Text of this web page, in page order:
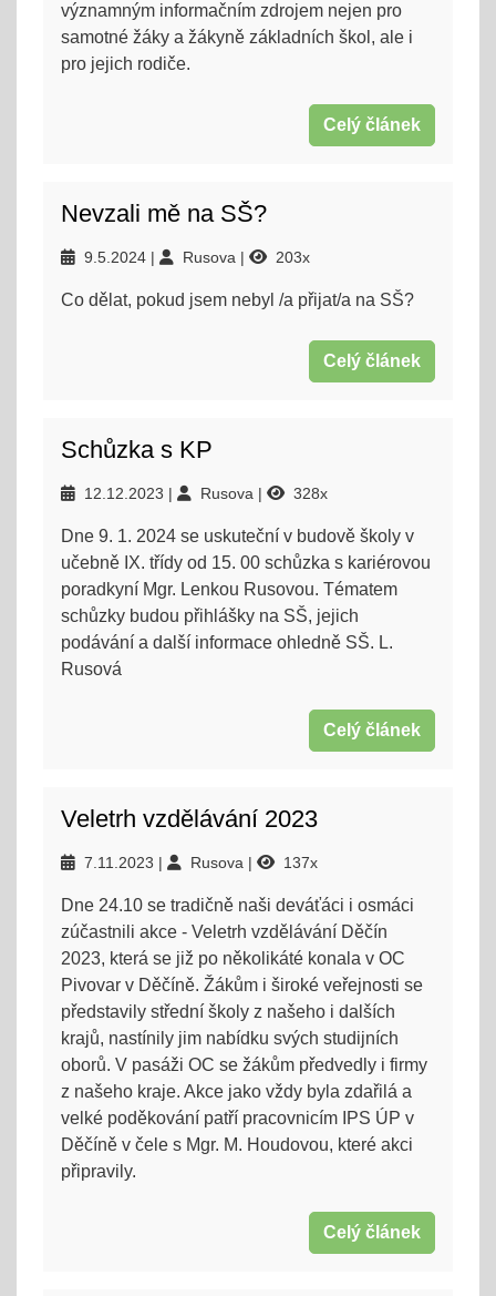
významným informačním zdrojem nejen pro
samotné žáky a žákyně základních škol, ale i
pro jejich rodiče.
Celý článek
Nevzali mě na SŠ?
9.5.2024 Rusova 203x
Co dělat, pokud jsem nebyl /a přijat/a na SŠ?
Celý článek
Schůzka s KP
12.12.2023 Rusova 328x
Dne 9. 1. 2024 se uskuteční v budově školy v
učebně IX. třídy od 15. 00 schůzka s kariérovou
poradkyní Mgr. Lenkou Rusovou. Tématem
schůzky budou přihlášky na SŠ, jejich
podávání a další informace ohledně SŠ. L.
Rusová
Celý článek
Veletrh vzdělávání 2023
7.11.2023 Rusova 137x
Dne 24.10 se tradičně naši deváťáci i osmáci
zúčastnili akce - Veletrh vzdělávání Děčín
2023, která se již po několikáté konala v OC
Pivovar v Děčíně. Žákům i široké veřejnosti se
představily střední školy z našeho i dalších
krajů, nastínily jim nabídku svých studijních
oborů. V pasáži OC se žákům předvedly i firmy
z našeho kraje. Akce jako vždy byla zdařilá a
velké poděkování patří pracovnicím IPS ÚP v
Děčíně v čele s Mgr. M. Houdovou, které akci
připravily.
Celý článek